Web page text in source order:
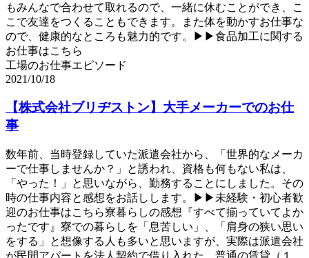
もみんなで合わせて取れるので、一緒に休むことができ、こ
こで友達をつくることもできます。また体を動かすお仕事な
ので、健康的なところも魅力的です。▶▶食品加工に関する
お仕事はこちら
工場のお仕事エピソード
2021/10/18
【株式会社ブリヂストン】大手メーカーでのお仕
事
数年前、当時登録していた派遣会社から、「世界的なメーカ
ーで仕事しませんか？」と誘われ、資格も何もない私は、
「やった！」と思いながら、勤務することにしました。その
時の仕事内容と感想をお話しします。▶▶未経験・初心者歓
迎のお仕事はこちら寮暮らしの感想『すべて揃っていてよか
ったです』寮での暮らしを「息苦しい」、「肩身の狭い思い
をする」と想像する人も多いと思いますが、実際は派遣会社
が民間アパートを法人契約で借り入れた、普通の賃貸（１